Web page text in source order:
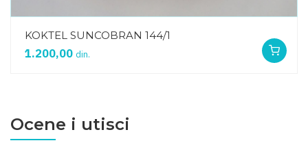
KOKTEL SUNCOBRAN 144/1
1.200,00 din.
Ocene i utisci